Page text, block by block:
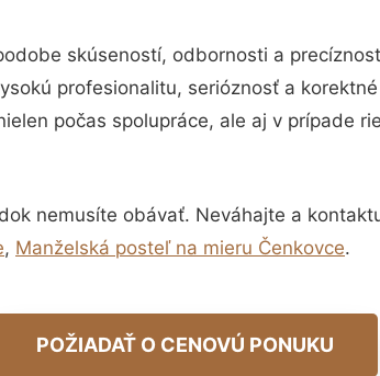
skúseností, odbornosti a
profesionalitu, serióznosť a
počas spolupráce, ale aj v prípade
nemusíte obávať. Neváhajte a
, Manželská posteľ na mieru Čenkovce.
POŽIADAŤ O CENOVÚ PONUKU